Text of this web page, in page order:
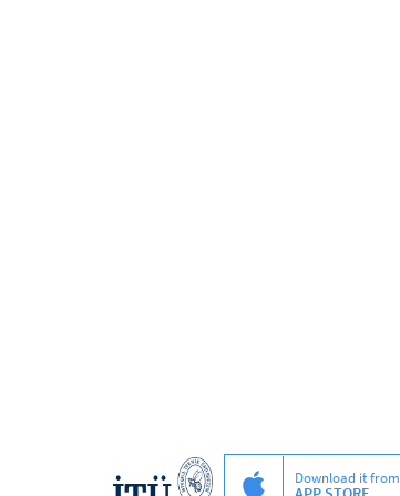
Download it from